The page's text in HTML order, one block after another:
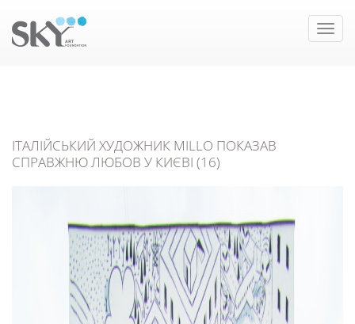
Toggle
ІТАЛІЙСЬКИЙ ХУДОЖНИК MILLO ПОКАЗАВ
СПРАВЖНЮ ЛЮБОВ У КИЄВІ (16)